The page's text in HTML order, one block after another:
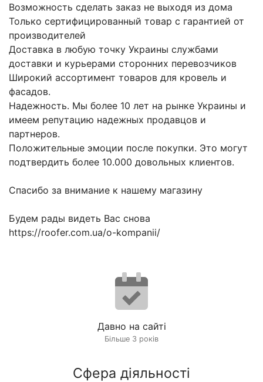
Возможность сделать заказ не выходя из дома
Только сертифицированный товар с гарантией от
производителей
Доставка в любую точку Украины службами
доставки и курьерами сторонних перевозчиков
Широкий ассортимент товаров для кровель и
фасадов.
Надежность. Мы более 10 лет на рынке Украины и
имеем репутацию надежных продавцов и
партнеров.
Положительные эмоции после покупки. Это могут
подтвердить более 10.000 довольных клиентов.
Спасибо за внимание к нашему магазину
Будем рады видеть Вас снова
https://roofer.com.ua/o-kompanii/
Давно на сайті
Більше 3 років
Сфера діяльності